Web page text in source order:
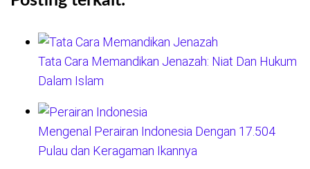
Tata Cara Memandikan Jenazah: Niat Dan Hukum
Dalam Islam
Mengenal Perairan Indonesia Dengan 17.504
Pulau dan Keragaman Ikannya